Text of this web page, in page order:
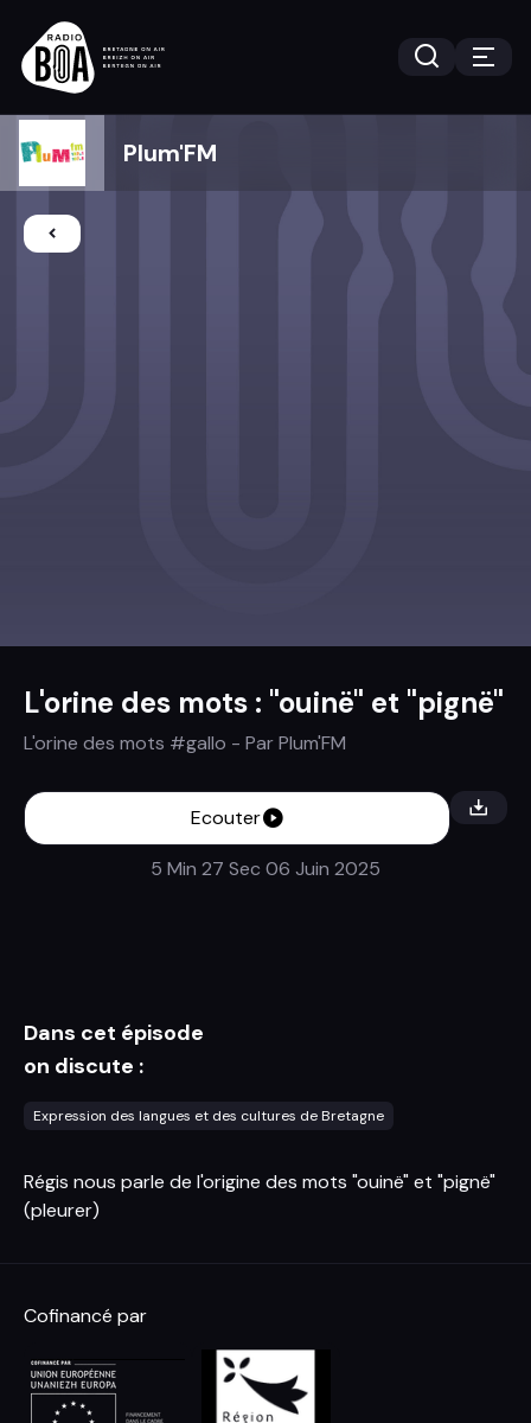
Plum'FM
L'orine des mots : "ouinë" et "pignë"
L'orine des mots #gallo - ParPlum'FM
Ecouter
5 Min 27 Sec 06 Juin 2025
Dans cet épisode
on discute :
Expression des langues et des cultures de Bretagne
Régis nous parle de l'origine des mots "ouinë" et "pignë"
(pleurer)
Cofinancé par